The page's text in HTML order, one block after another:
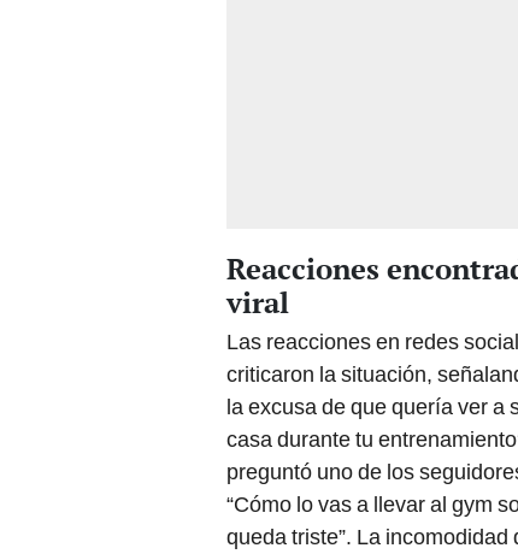
Reacciones
viral
Las reacciones en redes
criticaron la situación,
la excusa de que quería ver a
casa durante tu
preguntó uno de los
“Cómo lo vas a llevar al gym
queda triste”. La